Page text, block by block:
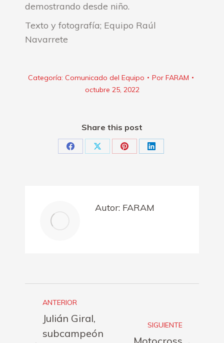
demostrando desde niño.
Texto y fotografía; Equipo Raúl
Navarrete
Categoría: Comunicado del Equipo Por FARAM
octubre 25, 2022
Share this post
Share Share Share Share
Autor: FARAM
entre
publicaciones
ANTERIOR
Julián Giral,
subcampeón
SIGUIENTE